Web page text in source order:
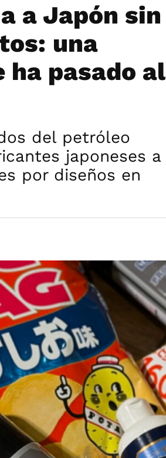
a Japón sin
una
ha pasado al
del petróleo
japoneses a
por diseños en